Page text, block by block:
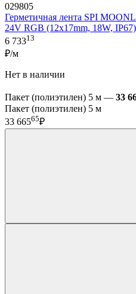
029805
Герметичная лента SPI
24V RGB (12х17mm, 18W,
6 73313
₽/м
Нет в наличии
Пакет (полиэтилен) 5 м — 33
Пакет (полиэтилен) 5 м
33 66565₽